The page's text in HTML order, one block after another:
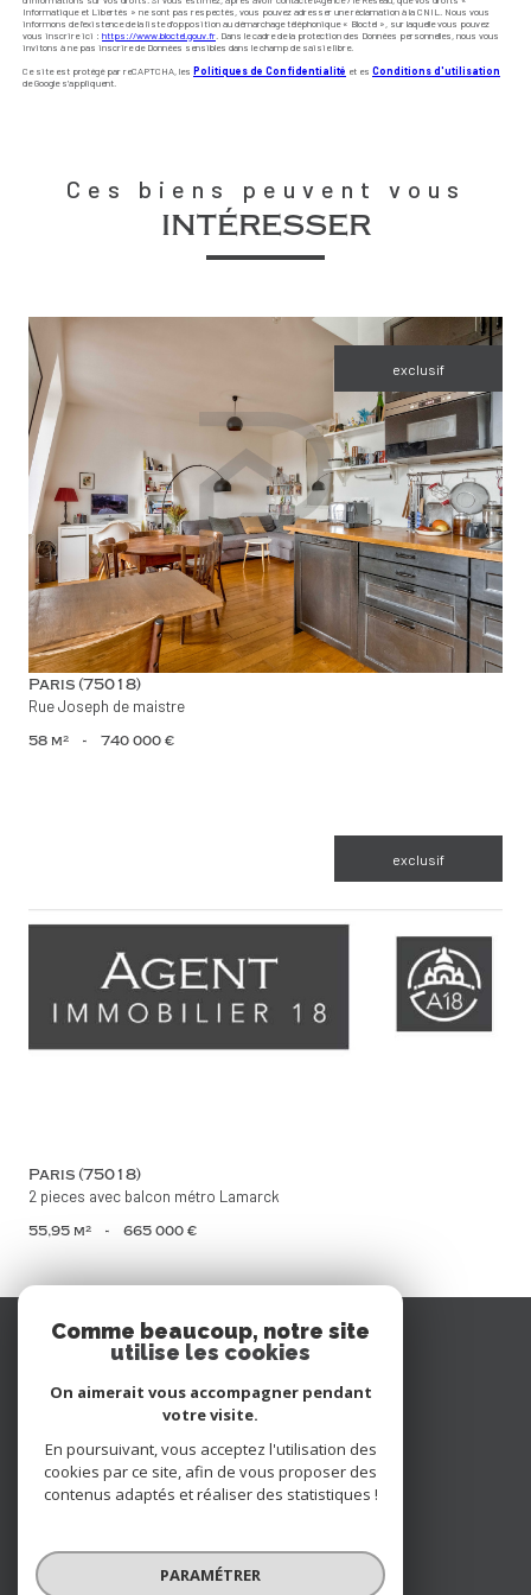
Informatique et Libertés » ne sont pas respectés, vous pouvez adresser une réclamation à la CNIL. Nous vous
informons de l’existence de la liste d'opposition au démarchage téléphonique « Bloctel », sur laquelle vous pouvez
vous inscrire ici : https://www.bloctel.gouv.fr. Dans le cadre de la protection des Données personnelles, nous vous
invitons à ne pas inscrire de Données sensibles dans le champ de saisie libre.
Ce site est protégé par reCAPTCHA, les Politiques de Confidentialité et es Conditions d'utilisation
de Google s'appliquent.
Ces biens peuvent vous
intéresser
exclusif
voir le bien
Paris (75018)
Rue Joseph de maistre
58 m² - 740 000 €
exclusif
voir le bien
Paris (75018)
2 pieces avec balcon métro Lamarck
55,95 m² - 665 000 €
Se
connecter
espace propriétaire
Nous
suivre
Comme beaucoup, notre site
utilise les cookies
On aimerait vous accompagner pendant
votre visite.
En poursuivant, vous acceptez l'utilisation des
cookies par ce site, afin de vous proposer des
contenus adaptés et réaliser des statistiques !
PARAMÉTRER